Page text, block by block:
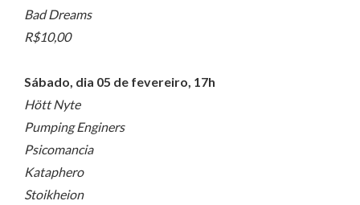
Bad Dreams
R$10,00
Sábado, dia 05 de fevereiro, 17h
Hött Nyte
Pumping Enginers
Psicomancia
Kataphero
Stoikheion